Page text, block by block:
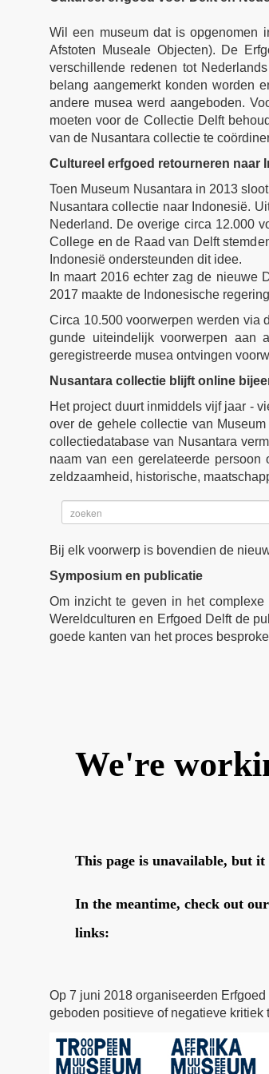
Wil een museum dat is opgenomen
Afstoten Museale Objecten). De
verschillende redenen tot
belang aangemerkt konden worden
andere musea werd aangeboden.
moeten voor de Collectie Delft
van de Nusantara collectie te
Cultureel erfgoed retourneren naar
Toen Museum Nusantara in 2013
Nusantara collectie naar Indonesië.
Nederland. De overige circa 12.000
College en de Raad van Delft
Indonesië ondersteunden dit idee.
In maart 2016 echter zag de nieuwe
2017 maakte de Indonesische
Circa 10.500 voorwerpen werden via
gunde uiteindelijk voorwerpen aan
geregistreerde musea ontvingen
Nusantara collectie blijft online
Het project duurt inmiddels vijf jaar -
over de gehele collectie van
collectiedatabase van Nusantara
naam van een gerelateerde
zeldzaamheid, historische,
Bij elk voorwerp is bovendien de
Symposium en publicatie
Om inzicht te geven in het
Wereldculturen en Erfgoed Delft de
goede kanten van het proces
Op 7 juni 2018 organiseerden
geboden positieve of negatieve